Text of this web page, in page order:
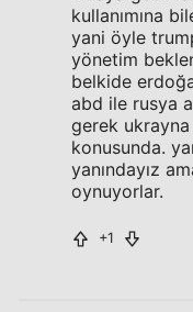
kullanımına
yani öyle
yönetim
belkide
abd ile rusya
gerek
konusunda.
yanındayız
oynuyorlar.
+1